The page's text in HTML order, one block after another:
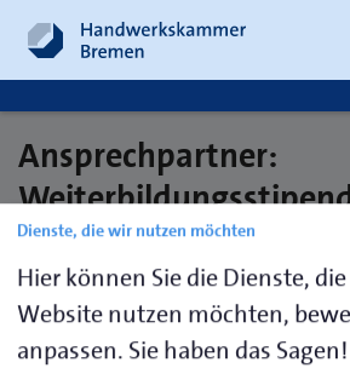
Suche
Ansprechpartner:
Malorny,
Beate
0421
30500-132
Dienste, die wir nutzen möchten
Hier können Sie die Dienste,
Website nutzen möchten,
anpassen. Sie haben das